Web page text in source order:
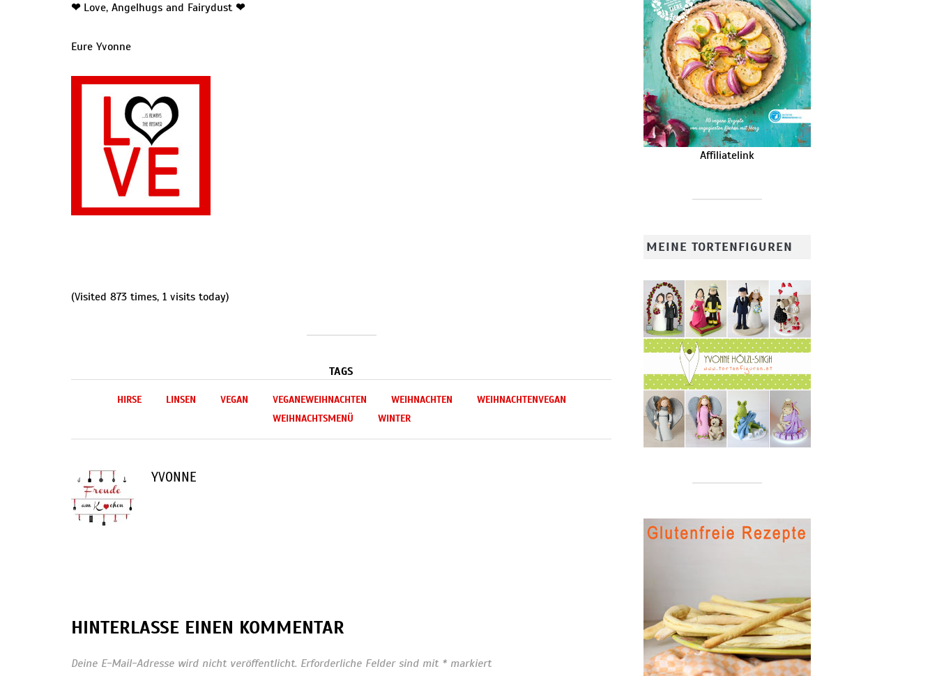
❤ Love, Angelhugs and Fairydust ❤
Eure Yvonne
(Visited 873 times, 1 visits today)
TAGS
HIRSE LINSEN VEGAN VEGANEWEIHNACHTEN WEIHNACHTEN
WEIHNACHTENVEGAN
WEIHNACHTSMENÜ
WINTER
YVONNE
HINTERLASSE EINEN KOMMENTAR
Deine E-Mail-Adresse wird nicht veröffentlicht. Erforderliche Felder sind mit * markiert
Affiliatelink
MEINE TORTENFIGUREN